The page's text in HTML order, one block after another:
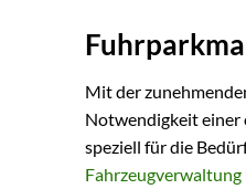
Mit der
Notwendigkeit einer
speziell für die
Fahrzeugverwaltung